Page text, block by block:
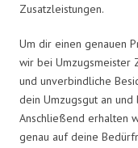
Zusatzleistungen.
Um dir einen genauen
wir bei Umzugsmeister
und unverbindliche
dein Umzugsgut an
Anschließend erhalten
genau auf deine